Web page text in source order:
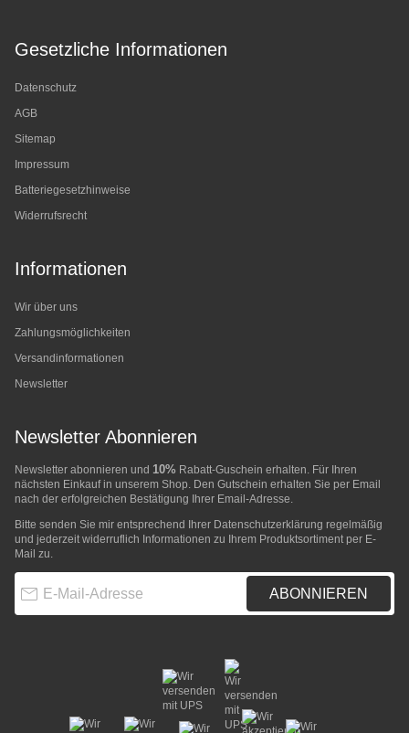
Gesetzliche Informationen
Datenschutz
AGB
Sitemap
Impressum
Batteriegesetzhinweise
Widerrufsrecht
Informationen
Wir über uns
Zahlungsmöglichkeiten
Versandinformationen
Newsletter
Newsletter Abonnieren
Newsletter abonnieren und 10% Rabatt-Guschein erhalten. Für Ihren
nächsten Einkauf in unserem Shop. Den Gutschein erhalten Sie per Email
nach der erfolgreichen Bestätigung Ihrer Email-Adresse.
Bitte senden Sie mir entsprechend Ihrer Datenschutzerklärung regelmäßig
und jederzeit widerruflich Informationen zu Ihrem Produktsortiment per E-
Mail zu.
ABONNIEREN